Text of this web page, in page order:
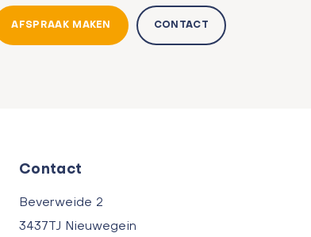
AFSPRAAK MAKEN CONTACT
Contact
Beverweide 2
3437TJ Nieuwegein